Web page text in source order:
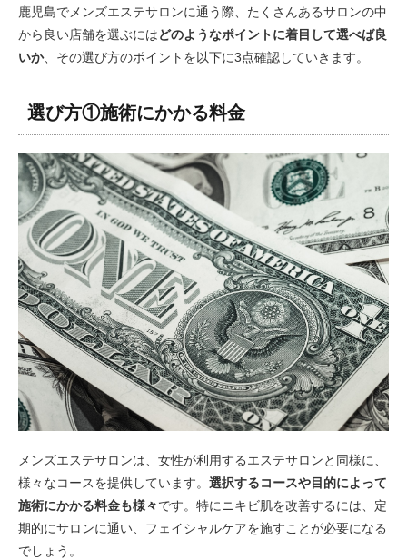
鹿児島でメンズエステサロンに通う際、たくさんあるサロンの中
から良い店舗を選ぶにはどのようなポイントに着目して選べば良
いか、その選び方のポイントを以下に3点確認していきます。
選び方①施術にかかる料金
メンズエステサロンは、女性が利用するエステサロンと同様に、
様々なコースを提供しています。 選択するコースや目的によって
施術にかかる料金も様々です。特にニキビ肌を改善するには、定
期的にサロンに通い、フェイシャルケアを施すことが必要になる
でしょう。